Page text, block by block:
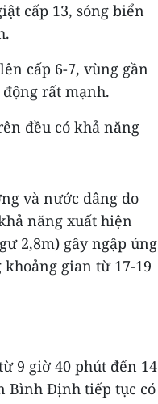
cấp 13, sóng biển
cấp 6-7, vùng gần
động rất mạnh.
đều có khả năng
và nước dâng do
năng xuất hiện
2,8m) gây ngập úng
gian từ 17-19
9 giờ 40 phút đến 14
Bình Định tiếp tục có